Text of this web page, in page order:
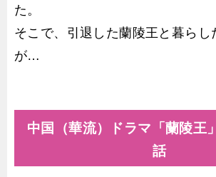
た。
そこで、引退した蘭陵王と暮らし
が…
中国（華流）ドラマ「蘭陵王
話